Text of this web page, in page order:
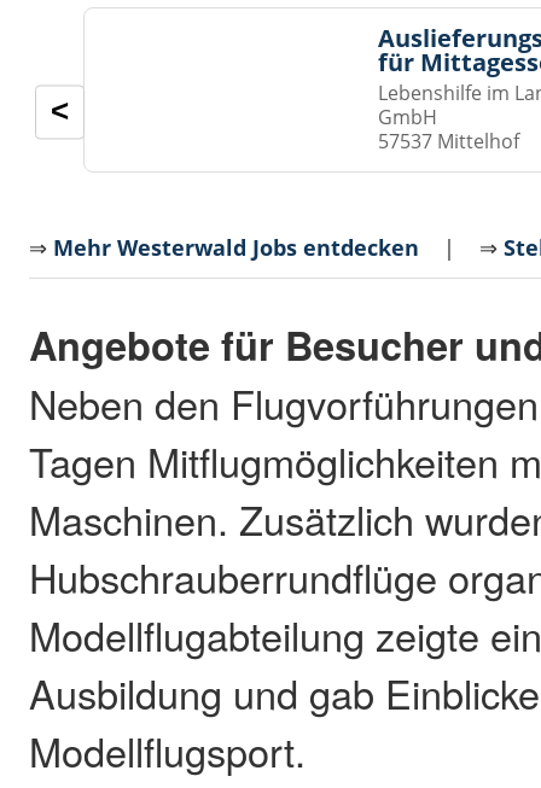
für
Lebenshilfe im
GmbH
57537 Mittelhof
<
⇒ Mehr Westerwald Jobs entdecken | ⇒
Angebote für Besucher
Neben den
Tagen Mitflugmöglichkeiten
Maschinen. Zusätzlich
Hubschrauberrundflüge
Modellflugabteilung zeigte
Ausbildung und gab
Modellflugsport.